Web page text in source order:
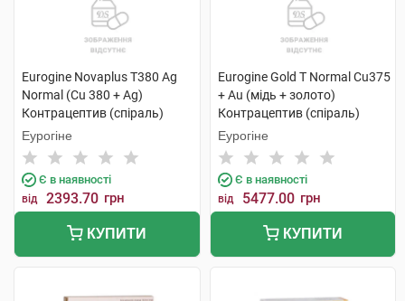
Eurogine Novaplus T380 Ag
Normal (Cu 380 + Ag)
Контрацептив (спіраль)
внутрішньоматковий 1 шт
Еурогіне
Є в наявності
від 2393.70 грн
КУПИТИ
Eurogine Gold T Normal Cu375
+ Au (мідь + золото)
Контрацептив (спіраль)
внутрішньоматковий 1 шт
Еурогіне
Є в наявності
від 5477.00 грн
КУПИТИ